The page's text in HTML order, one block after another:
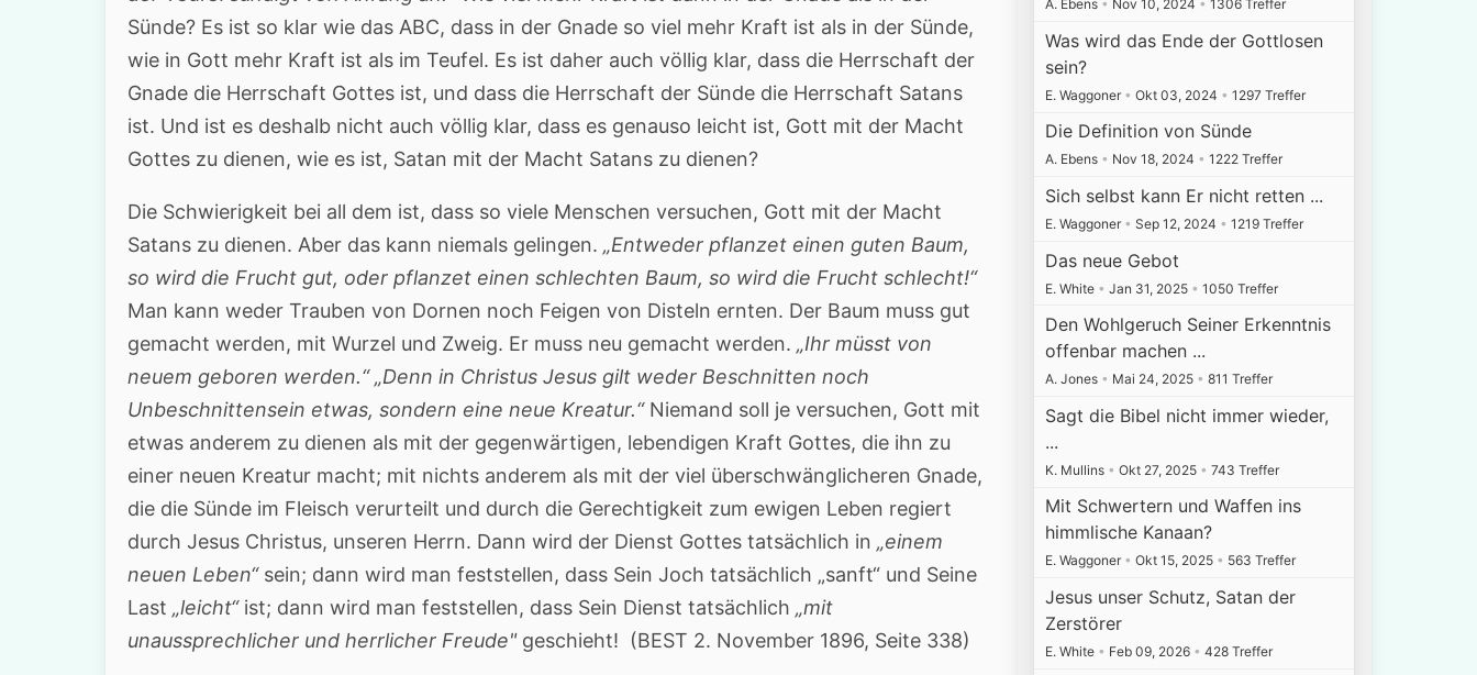
Sünde? Es ist so klar wie das ABC, dass in der Gnade so viel mehr Kraft ist als in der Sünde,
wie in Gott mehr Kraft ist als im Teufel. Es ist daher auch völlig klar, dass die Herrschaft der
Gnade die Herrschaft Gottes ist, und dass die Herrschaft der Sünde die Herrschaft Satans
ist. Und ist es deshalb nicht auch völlig klar, dass es genauso leicht ist, Gott mit der Macht
Gottes zu dienen, wie es ist, Satan mit der Macht Satans zu dienen?
Die Schwierigkeit bei all dem ist, dass so viele Menschen versuchen, Gott mit der Macht
Satans zu dienen. Aber das kann niemals gelingen. „Entweder pflanzet einen guten Baum,
so wird die Frucht gut, oder pflanzet einen schlechten Baum, so wird die Frucht schlecht!“
Man kann weder Trauben von Dornen noch Feigen von Disteln ernten. Der Baum muss gut
gemacht werden, mit Wurzel und Zweig. Er muss neu gemacht werden. „Ihr müsst von
neuem geboren werden.“ „Denn in Christus Jesus gilt weder Beschnitten noch
Unbeschnittensein etwas, sondern eine neue Kreatur.“Niemand soll je versuchen, Gott mit
etwas anderem zu dienen als mit der gegenwärtigen, lebendigen Kraft Gottes, die ihn zu
einer neuen Kreatur macht; mit nichts anderem als mit der viel überschwänglicheren Gnade,
die die Sünde im Fleisch verurteilt und durch die Gerechtigkeit zum ewigen Leben regiert
durch Jesus Christus, unseren Herrn. Dann wird der Dienst Gottes tatsächlich in „einem
neuen Leben“sein; dann wird man feststellen, dass Sein Joch tatsächlich „sanft“ und Seine
Last „leicht“ist; dann wird man feststellen, dass Sein Dienst tatsächlich „mit
unaussprechlicher und herrlicher Freude" geschieht! (BEST 2. November 1896, Seite 338)
A. Ebens • Nov 10, 2024 • 1306 Treffer
Was wird das Ende der Gottlosen
sein?
E. Waggoner • Okt 03, 2024 • 1297 Treffer
Die Definition von Sünde
A. Ebens • Nov 18, 2024 • 1222 Treffer
Sich selbst kann Er nicht retten ...
E. Waggoner • Sep 12, 2024 • 1219 Treffer
Das neue Gebot
E. White • Jan 31, 2025 • 1050 Treffer
Den Wohlgeruch Seiner Erkenntnis
offenbar machen ...
A. Jones • Mai 24, 2025 • 811 Treffer
Sagt die Bibel nicht immer wieder,
...
K. Mullins • Okt 27, 2025 • 743 Treffer
Mit Schwertern und Waffen ins
himmlische Kanaan?
E. Waggoner • Okt 15, 2025 • 563 Treffer
Jesus unser Schutz, Satan der
Zerstörer
E. White • Feb 09, 2026 • 428 Treffer